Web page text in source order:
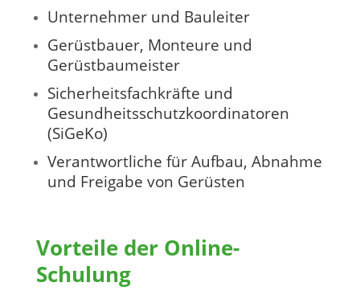
Unternehmer und Bauleiter
Gerüstbauer, Monteure und
Gerüstbaumeister
Sicherheitsfachkräfte und
Gesundheitsschutzkoordinatoren
(SiGeKo)
Verantwortliche für Aufbau, Abnahme
und Freigabe von Gerüsten
Vorteile der Online-
Schulung